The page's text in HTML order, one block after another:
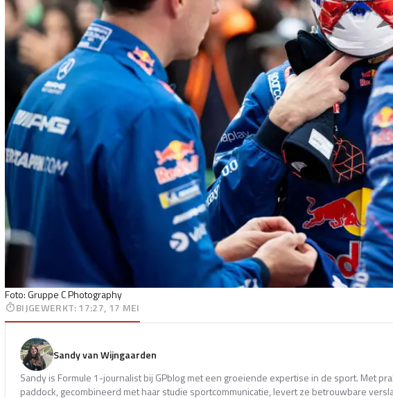
Foto: Gruppe C Photography
BIJGEWERKT:17:27, 17 MEI
Sandy van Wijngaarden
Sandy is Formule 1-journalist bij GPblog met een groeiende expertise in de sport. Met
paddock, gecombineerd met haar studie sportcommunicatie, levert ze betrouwbare